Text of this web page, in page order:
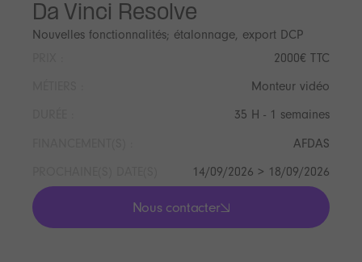
Da Vinci Resolve
Nouvelles fonctionnalités; étalonnage, export DCP
2000€ TTC
Monteur vidéo
35 H - 1 semaines
AFDAS
14/09/2026 > 18/09/2026
lis les actualités
Nous contacter